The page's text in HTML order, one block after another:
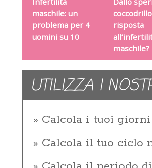
maschile: un
problema per 4
uomini su 10
risposta
maschile?
UTILIZZA I
Calcola i tuoi
Calcola il tuo ciclo